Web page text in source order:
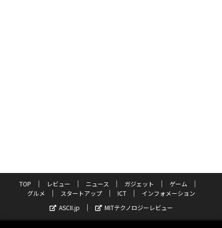
TOP レビュー ニュース ガジェット
ゲーム
グルメ
スタートアップ ICT
インフォメーション
ASCII.jp
MITテクノロジーレビュー